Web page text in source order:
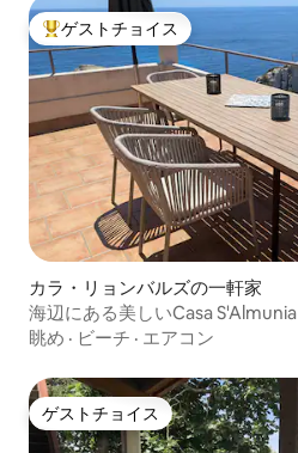
大好評のゲストチョイスです。
ゲストチョイス
カラ・リョンバルズの一軒家
海辺にある美しいCasa S'Almunia
眺め · ビーチ · エアコン
ゲストチョイス
ゲストチョイス